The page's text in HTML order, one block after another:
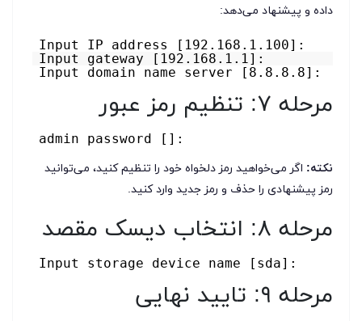
داده و پیشنهاد می‌دهد:
Input IP address [192.168.1.100]:
Input gateway [192.168.1.1]:
Input domain name server [8.8.8.8]:
مرحله ۷: تنظیم رمز عبور
admin password []:
نکته: اگر می‌خواهید رمز دلخواه خود را تنظیم کنید، می‌توانید
رمز پیشنهادی را حذف و رمز جدید وارد کنید.
مرحله ۸: انتخاب دیسک مقصد
Input storage device name [sda]:
مرحله ۹: تایید نهایی